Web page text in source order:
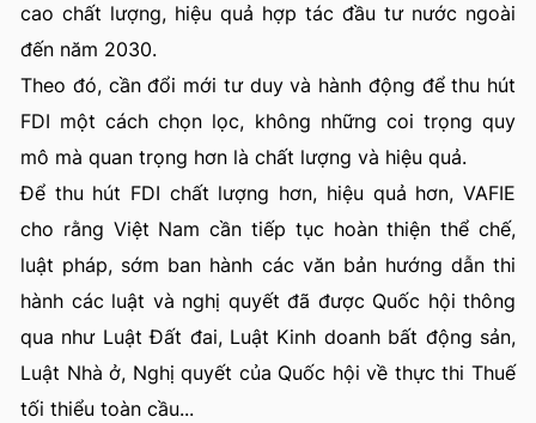
cao chất lượng, hiệu quả hợp tác đầu tư nước ngoài
đến năm 2030.
Theo đó, cần đổi mới tư duy và hành động để thu hút
FDI một cách chọn lọc, không những coi trọng quy
mô mà quan trọng hơn là chất lượng và hiệu quả.
Để thu hút FDI chất lượng hơn, hiệu quả hơn, VAFIE
cho rằng Việt Nam cần tiếp tục hoàn thiện thể chế,
luật pháp, sớm ban hành các văn bản hướng dẫn thi
hành các luật và nghị quyết đã được Quốc hội thông
qua như Luật Đất đai, Luật Kinh doanh bất động sản,
Luật Nhà ở, Nghị quyết của Quốc hội về thực thi Thuế
tối thiểu toàn cầu...